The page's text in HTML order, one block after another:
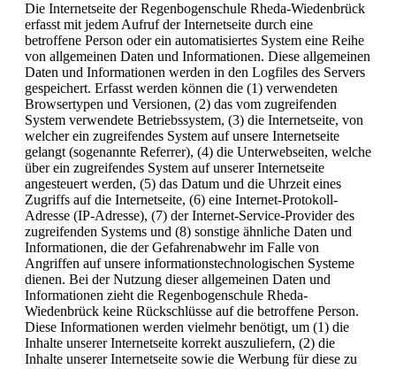
Die Internetseite der Regenbogenschule Rheda-Wiedenbrück
erfasst mit jedem Aufruf der Internetseite durch eine
betroffene Person oder ein automatisiertes System eine Reihe
von allgemeinen Daten und Informationen. Diese allgemeinen
Daten und Informationen werden in den Logfiles des Servers
gespeichert. Erfasst werden können die (1) verwendeten
Browsertypen und Versionen, (2) das vom zugreifenden
System verwendete Betriebssystem, (3) die Internetseite, von
welcher ein zugreifendes System auf unsere Internetseite
gelangt (sogenannte Referrer), (4) die Unterwebseiten, welche
über ein zugreifendes System auf unserer Internetseite
angesteuert werden, (5) das Datum und die Uhrzeit eines
Zugriffs auf die Internetseite, (6) eine Internet-Protokoll-
Adresse (IP-Adresse), (7) der Internet-Service-Provider des
zugreifenden Systems und (8) sonstige ähnliche Daten und
Informationen, die der Gefahrenabwehr im Falle von
Angriffen auf unsere informationstechnologischen Systeme
dienen. Bei der Nutzung dieser allgemeinen Daten und
Informationen zieht die Regenbogenschule Rheda-
Wiedenbrück keine Rückschlüsse auf die betroffene Person.
Diese Informationen werden vielmehr benötigt, um (1) die
Inhalte unserer Internetseite korrekt auszuliefern, (2) die
Inhalte unserer Internetseite sowie die Werbung für diese zu